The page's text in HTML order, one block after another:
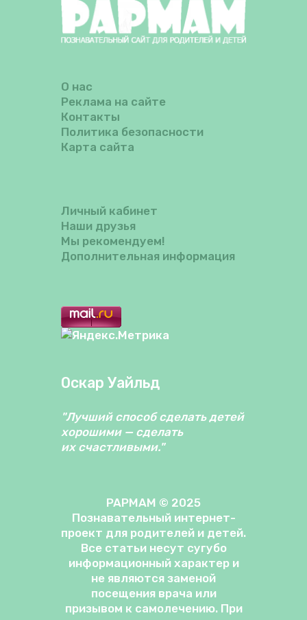
О нас
Реклама на сайте
Контакты
Политика безопасности
Карта сайта
Личный кабинет
Наши друзья
Мы рекомендуем!
Дополнительная информация
Оскар Уайльд
"Лучший способ сделать детей
хорошими — сделать
их счастливыми."
PAPMAM © 2025
Познавательный интернет-
проект для родителей и детей.
Все статьи несут сугубо
информационный характер и
не являются заменой
посещения врача или
призывом к самолечению. При